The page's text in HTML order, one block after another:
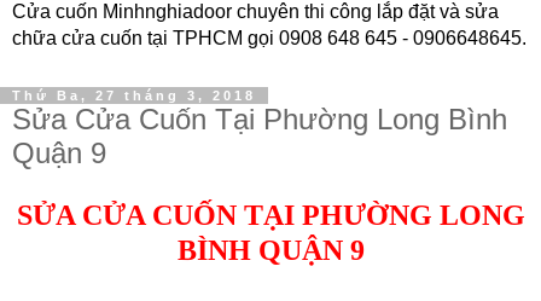
Cửa cuốn Minhnghiadoor chuyên thi công lắp đặt và sửa
chữa cửa cuốn tại TPHCM gọi 0908 648 645 - 0906648645.
Thứ Ba, 27 tháng 3, 2018
Sửa Cửa Cuốn Tại Phường Long Bình
Quận 9
SỬA CỬA CUỐN TẠI PHƯỜNG LONG
BÌNH QUẬN 9